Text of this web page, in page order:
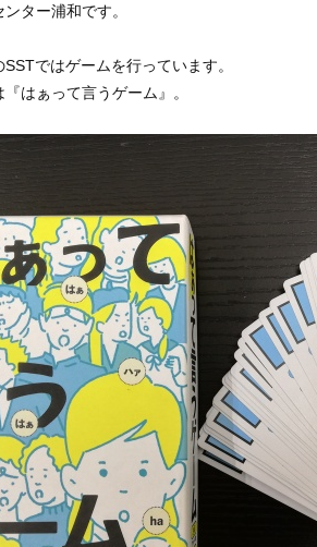
ター浦和です。
ではゲームを行っています。
はぁって言うゲーム』。